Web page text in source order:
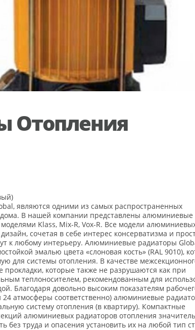
Отопления
являются одними из самых распространенных
дома. В нашей компании представлены алюминиевые
Klass, Mix-R, Vox-R. Все модели
сочетая в себе интерес консерватизма и
к любому интерьеру. Алюминиевые радиаторы
эмалью цвета «слоновая кость» (RAL 9010),
для системы отопления. В качестве
прокладки, которые также не разрушаются как при
теплоносителем, рекомендованным для
Благодаря довольно высоким показателям
24 атмосферы соответственно) алюминиевые
систему отопления (в квартиру). Компактные
алюминиевых радиаторов отопления
труда и опасения установить их на любой тип